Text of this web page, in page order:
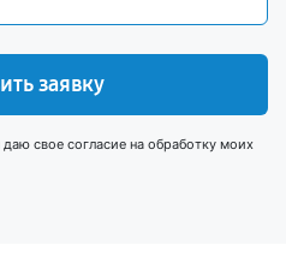
заявку
свое согласие на обработку моих